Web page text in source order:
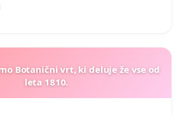
Botanični vrt, ki deluje že vse od
leta 1810.